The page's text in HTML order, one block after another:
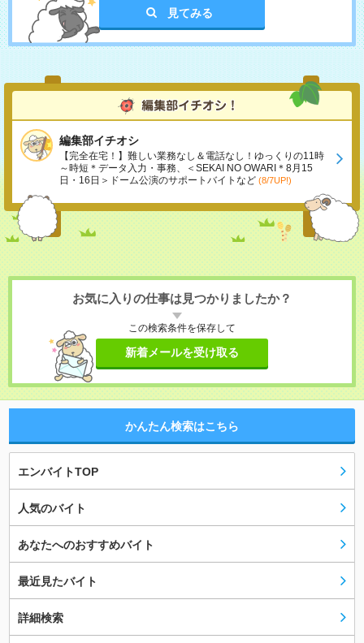
見てみる
編集部イチオシ
【完全在宅！】難しい業務なし＆電話なし！ゆっくりの11時
～時短＊データ入力・事務、＜SEKAI NO OWARI＊8月15
日・16日＞ドーム公演のサポートバイトなど (8/7UP!)
お気に入りの仕事は見つかりましたか？
この検索条件を保存して
新着メールを受け取る
かんたん検索はこちら
エンバイトTOP
人気のバイト
あなたへのおすすめバイト
最近見たバイト
詳細検索